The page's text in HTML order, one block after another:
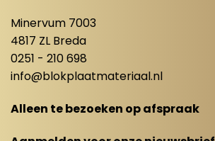
Minervum 7003
4817 ZL Breda
0251 - 210 698
info@blokplaatmateriaal.nl
Alleen te bezoeken op afspraak